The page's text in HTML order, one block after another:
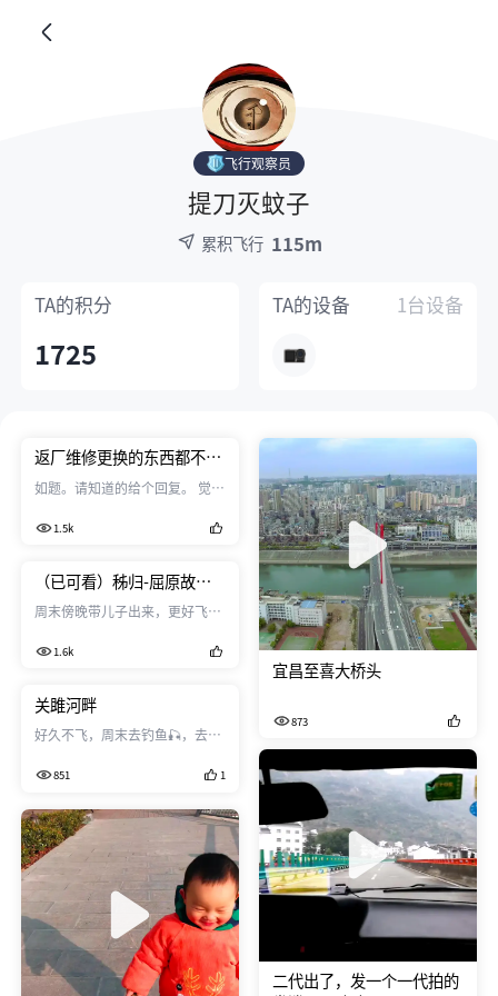
飞行观察员
提刀灭蚊子
累积飞行 115m
TA的积分
1725
TA的设备 1台设备
返厂维修更换的东西都不返
还吗？
如题。请知道的给个回复。 觉得
是更换了。
1.5k
宜昌至喜大桥头
873
（已可看）秭归-屈原故里
（失败的一镜到底）
周末傍晚带儿子出来，更好飞了
来打算练下一镜到底的技术，发
剪，原始飞行情况。
1.6k
关雎河畔
好久不飞，周末去钓鱼🎣，去了
晚，加上SPark夜晚差点，自己
待下次提前去。
851 1
二代出了，发一个一代拍的